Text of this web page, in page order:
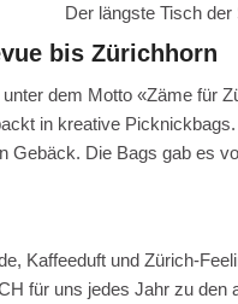
Der längste Tisch
bis Zürichhorn
dem Motto «Zäme für
in kreative
Gebäck. Die Bags gab es
Kaffeeduft und Zürich-
für uns jedes Jahr zu den